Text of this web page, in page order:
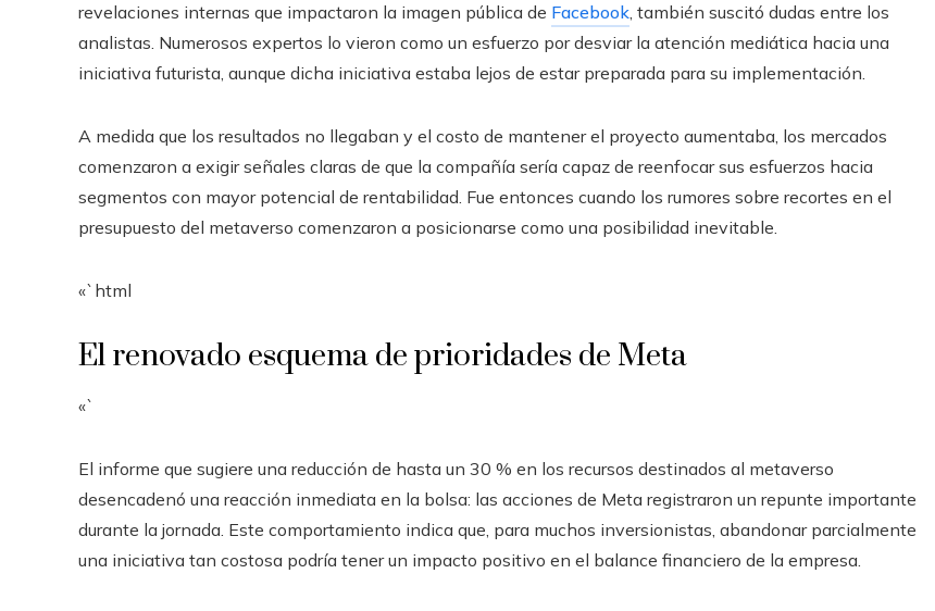
revelaciones internas que impactaron la imagen pública de Facebook, también suscitó dudas entre los
analistas. Numerosos expertos lo vieron como un esfuerzo por desviar la atención mediática hacia una
iniciativa futurista, aunque dicha iniciativa estaba lejos de estar preparada para su implementación.
A medida que los resultados no llegaban y el costo de mantener el proyecto aumentaba, los mercados
comenzaron a exigir señales claras de que la compañía sería capaz de reenfocar sus esfuerzos hacia
segmentos con mayor potencial de rentabilidad. Fue entonces cuando los rumores sobre recortes en el
presupuesto del metaverso comenzaron a posicionarse como una posibilidad inevitable.
«`html
El renovado esquema de prioridades de Meta
«`
El informe que sugiere una reducción de hasta un 30 % en los recursos destinados al metaverso
desencadenó una reacción inmediata en la bolsa: las acciones de Meta registraron un repunte importante
durante la jornada. Este comportamiento indica que, para muchos inversionistas, abandonar parcialmente
una iniciativa tan costosa podría tener un impacto positivo en el balance financiero de la empresa.